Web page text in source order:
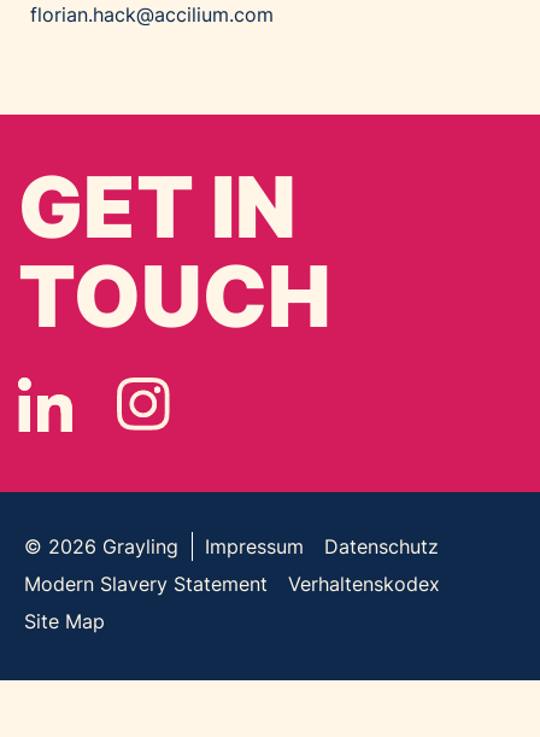
florian.hack@accilium.com
GET IN
TOUCH
© 2026 Grayling Impressum
Datenschutz
Modern Slavery Statement
Verhaltenskodex
Site Map